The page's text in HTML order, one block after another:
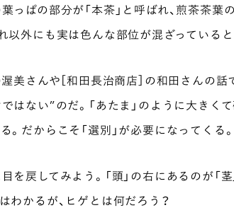
っぱの部分が「本茶」と呼ばれ、煎茶茶
以外にも実は色んな部位が混ざっていると
渥美さんや［和田長治商店］の和田さんの
はない”のだ。「あたま」のように大きく
。だからこそ「選別」が必要になってくる。
を戻してみよう。「頭」の右にあるのが「茎
わかるが、ヒゲとは何だろう？